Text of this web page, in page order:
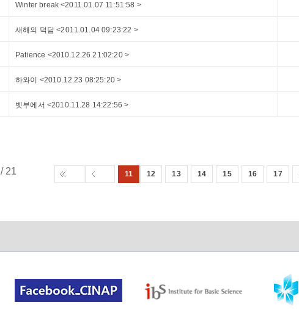
Winter break <2011.01.07 11:51:58 >
새해의 덕담 <2011.01.04 09:23:22 >
Patience <2010.12.26 21:02:20 >
하와이 <2010.12.23 08:25:20 >
벳부에서 <2010.11.28 14:22:56 >
/ 21 11 12 13 14 15 16 17